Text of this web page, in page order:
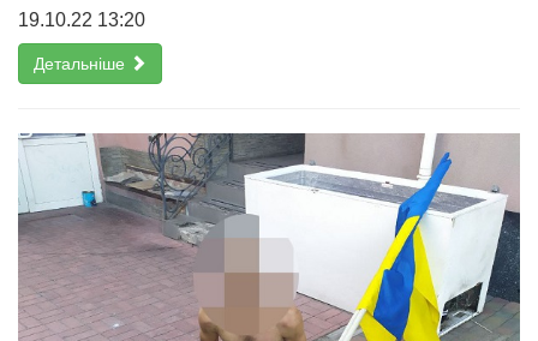
19.10.22 13:20
Детальніше